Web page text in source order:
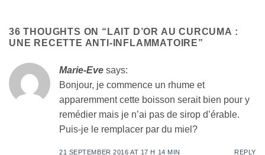
36 THOUGHTS ON “ LAIT D’OR AU CURCUMA :
UNE RECETTE ANTI-INFLAMMATOIRE”
Marie-Eve says:
Bonjour, je commence un rhume et
apparemment cette boisson serait bien pour y
remédier mais je n’ai pas de sirop d’érable.
Puis-je le remplacer par du miel?
21 SEPTEMBER 2016 AT 17 H 14 MIN REPLY